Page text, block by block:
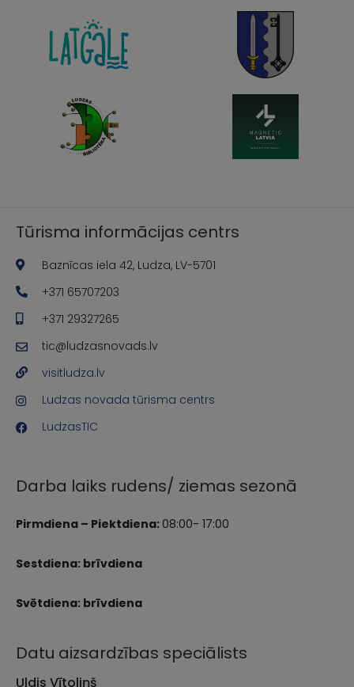
Tūrisma informācijas centrs
Baznīcas iela 42, Ludza, LV-5701
+371 65707203
+371 29327265
tic@ludzasnovads.lv
visitludza.lv
Ludzas novada tūrisma centrs
LudzasTIC
Darba laiks rudens/ ziemas sezonā
Pirmdiena – Piektdiena:08:00- 17:00
Sestdiena: brīvdiena
Svētdiena: brīvdiena
Datu aizsardzības speciālists
Uldis Vītoliņš